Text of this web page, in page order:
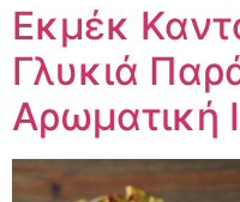
Εκμέκ
Γλυκιά
Αρωματική